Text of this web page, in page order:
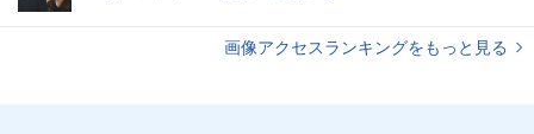
画像アクセスランキングをもっと見る